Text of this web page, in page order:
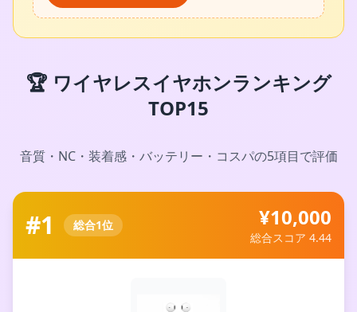
🏆 ワイヤレスイヤホンランキング
TOP15
音質・NC・装着感・バッテリー・コスパの5項目で評価
#1 総合1位 ¥10,000
総合スコア 4.44